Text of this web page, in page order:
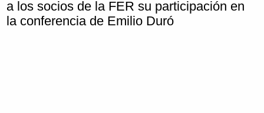
a los socios de la FER su participación en
la conferencia de Emilio Duró